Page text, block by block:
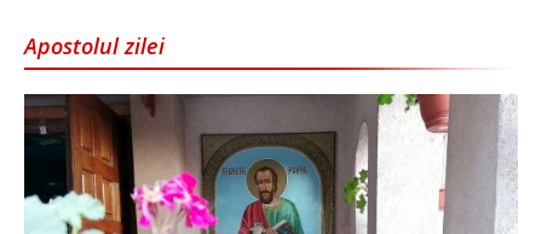
Apostolul zilei